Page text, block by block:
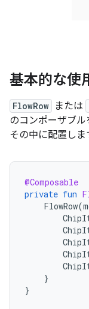
基本的な使
FlowRow または
のコンポーザブ
その中に配置しま
@Composable
private fun
FlowRow(
}
}